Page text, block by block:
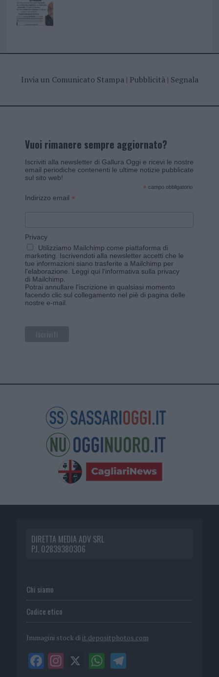
Invia un Comunicato Stampa| Pubblicità| Segnala
Vuoi rimanere sempre aggiornato?
Iscriviti alla newsletter di Gallura Oggi e ricevi le nostre
email periodiche contenenti le ultime notizie pubblicate
sul sito web!
* campo obbligatorio
Indirizzo email *
Privacy
Utilizziamo Mailchimp come piattaforma di
marketing. Iscrivendoti alla newsletter accetti che le
tue informazioni siano trasferite a Mailchimp per
l'elaborazione. Leggi qui l'informativa sulla privacy
di Mailchimp
Potrai annullare l'iscrizione in qualsiasi momento
facendo clic sul collegamento nel piè di pagina delle
nostre e-mail.
DIRETTA MEDIA ADV SRL
P.I. 02839380306
Chi siamo
Codice etico
Immagini stock di it.depositphotos.com